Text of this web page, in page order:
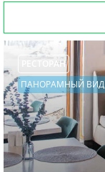
РЕСТОРАН
ПАНОРАМНЫЙ ВИД